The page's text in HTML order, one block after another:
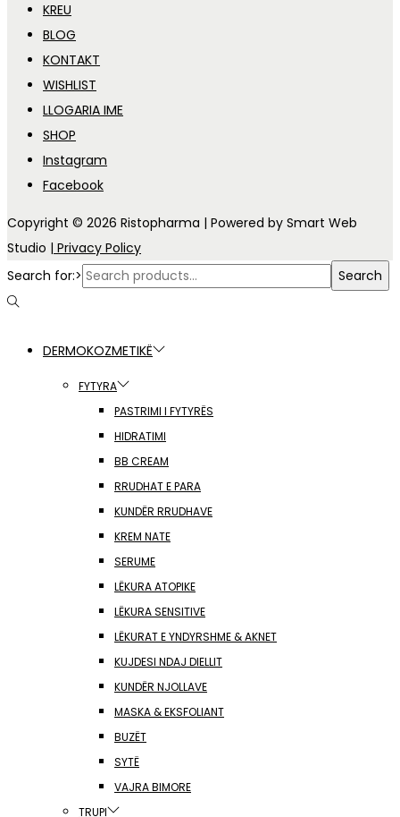
KREU
BLOG
KONTAKT
WISHLIST
LLOGARIA IME
SHOP
Instagram
Facebook
Copyright © 2026 Ristopharma | Powered by Smart Web
Studio | Privacy Policy
Search for:>
Search
DERMOKOZMETIKË
FYTYRA
PASTRIMI I FYTYRËS
HIDRATIMI
BB CREAM
RRUDHAT E PARA
KUNDËR RRUDHAVE
KREM NATE
SERUME
LËKURA ATOPIKE
LËKURA SENSITIVE
LËKURAT E YNDYRSHME & AKNET
KUJDESI NDAJ DIELLIT
KUNDËR NJOLLAVE
MASKA & EKSFOLIANT
BUZËT
SYTË
VAJRA BIMORE
TRUPI